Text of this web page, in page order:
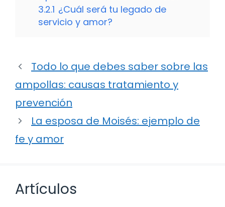
3.2.1 ¿Cuál será tu legado de
servicio y amor?
Todo lo que debes saber sobre las
ampollas: causas tratamiento y
prevención
La esposa de Moisés: ejemplo de
fe y amor
Artículos